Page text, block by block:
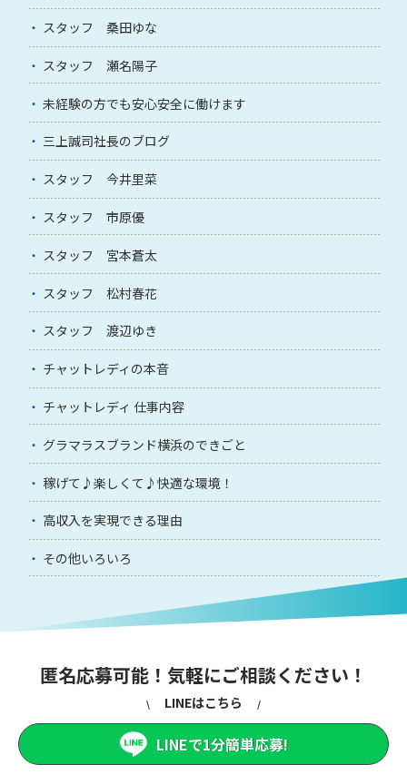
スタッフ 桑田ゆな
スタッフ 瀬名陽子
未経験の方でも安心安全に働けます
三上誠司社長のブログ
スタッフ 今井里菜
スタッフ 市原優
スタッフ 宮本蒼太
スタッフ 松村春花
スタッフ 渡辺ゆき
チャットレディの本音
チャットレディ 仕事内容
グラマラスブランド横浜のできごと
稼げて♪楽しくて♪快適な環境！
高収入を実現できる理由
その他いろいろ
匿名応募可能！気軽にご相談ください！
LINEはこちら
LINEで1分簡単応募!